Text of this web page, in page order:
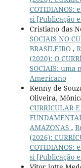
COTIDIANOS:
si [Publicação
Cristiano das
SOCIAIS NO
BRASILEIRO ,
(2020): O
SOCIAIS:
Americano
Kenny de
Oliveira,
CURRICULAR
AMAZONAS ,
(2026):
COTIDIANOS:
si [Publicação